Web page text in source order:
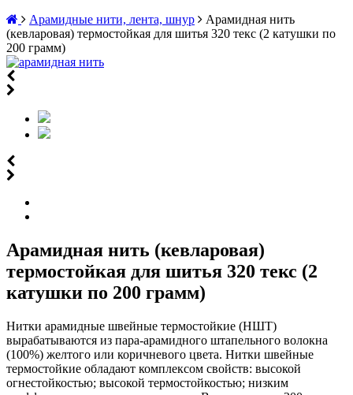
Арамидные нити, лента, шнур
Арамидная нить
(кевларовая) термостойкая для шитья 320 текс (2 катушки по
200 грамм)
Арамидная нить (кевларовая)
термостойкая для шитья 320 текс (2
катушки по 200 грамм)
Нитки арамидные швейные термостойкие (НШТ)
вырабатываются из пара-арамидного штапельного волокна
(100%) желтого или коричневого цвета. Нитки швейные
термостойкие обладают комплексом свойств: высокой
огнестойкостью; высокой термостойкостью; низким